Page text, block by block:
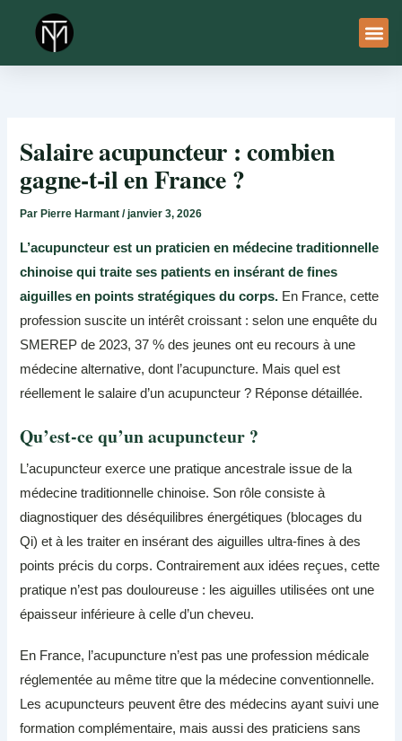
contenu
Salaire acupuncteur : combien
gagne-t-il en France ?
Par Pierre Harmant/janvier 3, 2026
L’acupuncteur est un praticien en médecine traditionnelle
chinoise qui traite ses patients en insérant de fines
aiguilles en points stratégiques du corps. En France, cette
profession suscite un intérêt croissant : selon une enquête du
SMEREP de 2023, 37 % des jeunes ont eu recours à une
médecine alternative, dont l’acupuncture. Mais quel est
réellement le salaire d’un acupuncteur ? Réponse détaillée.
Qu’est-ce qu’un acupuncteur ?
L’acupuncteur exerce une pratique ancestrale issue de la
médecine traditionnelle chinoise. Son rôle consiste à
diagnostiquer des déséquilibres énergétiques (blocages du
Qi) et à les traiter en insérant des aiguilles ultra-fines à des
points précis du corps. Contrairement aux idées reçues, cette
pratique n’est pas douloureuse : les aiguilles utilisées ont une
épaisseur inférieure à celle d’un cheveu.
En France, l’acupuncture n’est pas une profession médicale
réglementée au même titre que la médecine conventionnelle.
Les acupuncteurs peuvent être des médecins ayant suivi une
formation complémentaire, mais aussi des praticiens sans